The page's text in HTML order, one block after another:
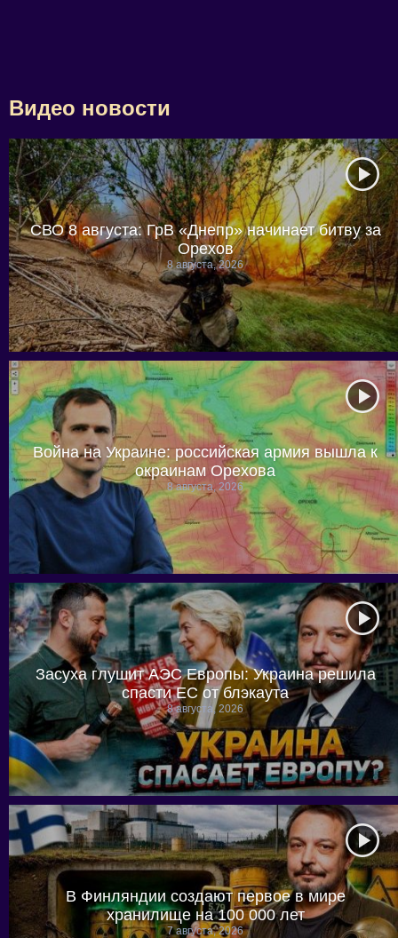
Видео новости
СВО 8 августа: ГрВ «Днепр» начинает битву за
Орехов
8 августа, 2026
Война на Украине: российская армия вышла к
окраинам Орехова
8 августа, 2026
Засуха глушит АЭС Европы: Украина решила
спасти ЕС от блэкаута
8 августа, 2026
В Финляндии создают первое в мире
хранилище на 100 000 лет
7 августа, 2026